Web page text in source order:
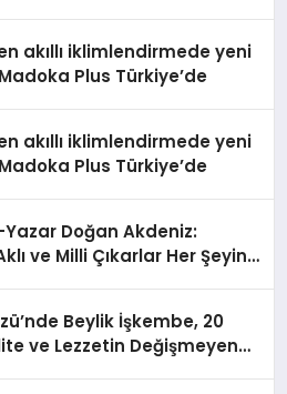
akıllı iklimlendirmede yeni
Plus Türkiye’de
akıllı iklimlendirmede yeni
Plus Türkiye’de
Yazar Doğan Akdeniz:
ve Milli Çıkarlar Her Şeyin
Beylik İşkembe, 20
ve Lezzetin Değişmeyen